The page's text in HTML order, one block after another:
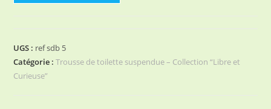
brosse
à
dents
UGS : ref sdb 5
Catégorie :Trousse de toilette suspendue – Collection “Libre et
Curieuse”